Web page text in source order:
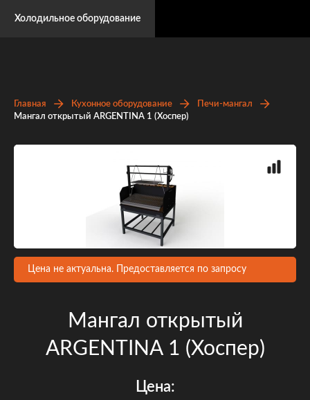
Холодильное оборудование
Главная Кухонное оборудование
Печи-мангал
Мангал открытый ARGENTINA 1 (Хоспер)
Цена не актуальна. Предоставляется по запросу
Мангал открытый
ARGENTINA 1 (Хоспер)
Цена: